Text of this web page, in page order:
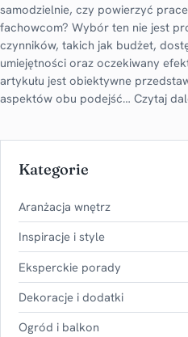
samodzielnie, czy powierzyć
fachowcom? Wybór ten nie jest
czynników, takich jak budżet,
umiejętności oraz oczekiwany
artykułu jest obiektywne
aspektów obu podejść… Czytaj
Kategorie
Aranżacja wnętrz
Inspiracje i style
Eksperckie porady
Dekoracje i dodatki
Ogród i balkon